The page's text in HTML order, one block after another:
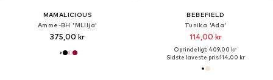
MAMALICIOUS
Amme-BH 'MLIlja'
375,00 kr
BEBEFIELD
Tunika 'Ada'
114,00 kr
Oprindeligt: 409,00 kr
Sidste laveste pris:114,00 kr